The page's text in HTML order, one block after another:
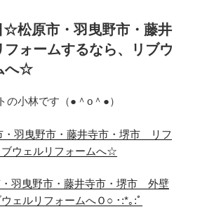
☆松原市・羽曳野市・藤井
ォームするなら、リブウ
へ☆
の小林です（●＾o＾●）
羽曳野市・藤井寺市・堺市 リフ
ブウェルリフォームへ☆
羽曳野市・藤井寺市・堺市 外壁
ェルリフォームへＯ○ ･:*｡:ﾟ